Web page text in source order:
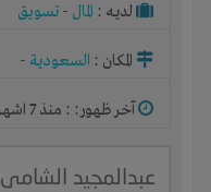
لديـه : المال - تسويق
المكان : السعودية -
آخر ظهور: : منذ 7 اشهر
عبدالمجيد الشامى